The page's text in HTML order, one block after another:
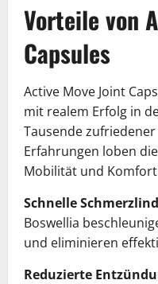
Vorteile von
Capsules
Active Move Joint
mit realem Erfolg in
Tausende
Erfahrungen loben
Mobilität und
Schnelle
Boswellia
und eliminieren
Reduzierte